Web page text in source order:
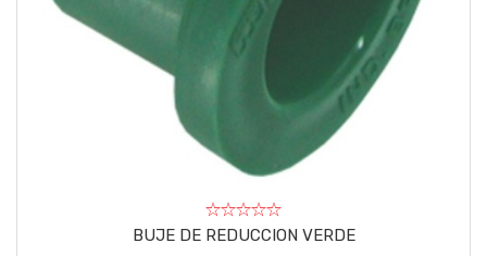
BUJE DE REDUCCION VERDE